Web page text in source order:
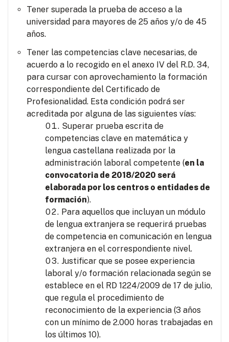
Tener superada la prueba de acceso a la
universidad para mayores de 25 años y/o de 45
años.
Tener las competencias clave necesarias, de
acuerdo a lo recogido en el anexo IV del R.D. 34,
para cursar con aprovechamiento la formación
correspondiente del Certificado de
Profesionalidad. Esta condición podrá ser
acreditada por alguna de las siguientes vías:
Superar prueba escrita de
competencias clave en matemática y
lengua castellana realizada por la
administración laboral competente (en la
convocatoria de 2018/2020 será
elaborada por los centros o entidades de
formación).
Para aquellos que incluyan un módulo
de lengua extranjera se requerirá pruebas
de competencia en comunicación en lengua
extranjera en el correspondiente nivel.
Justificar que se posee experiencia
laboral y/o formación relacionada según se
establece en el RD 1224/2009 de 17 de julio,
que regula el procedimiento de
reconocimiento de la experiencia (3 años
con un mínimo de 2.000 horas trabajadas en
los últimos 10).